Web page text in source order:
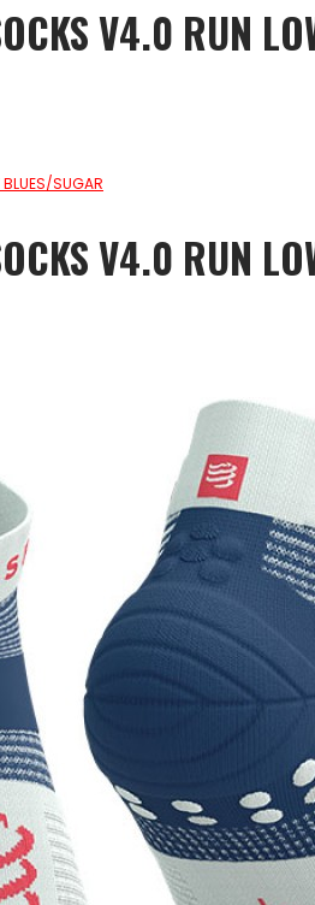
V4.0 RUN
SUGAR
V4.0 RUN